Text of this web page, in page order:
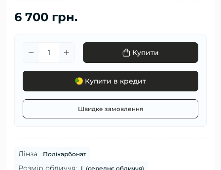
6 700 грн.
Купити
Купити в кредит
Швидке замовлення
Лінза: Полікарбонат
Розмір обличчя: L (середнє обличчя)